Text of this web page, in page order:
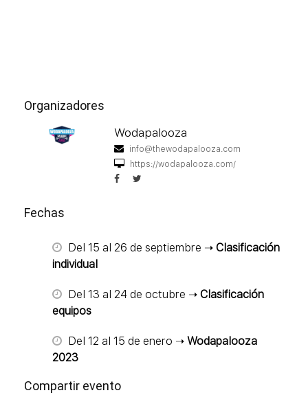
Organizadores
Wodapalooza
info@thewodapalooza.com
https://wodapalooza.com/
Fechas
Del 15 al 26 de septiembre ➝ Clasificación
individual
Del 13 al 24 de octubre ➝ Clasificación
equipos
Del 12 al 15 de enero ➝ Wodapalooza
2023
Compartir evento